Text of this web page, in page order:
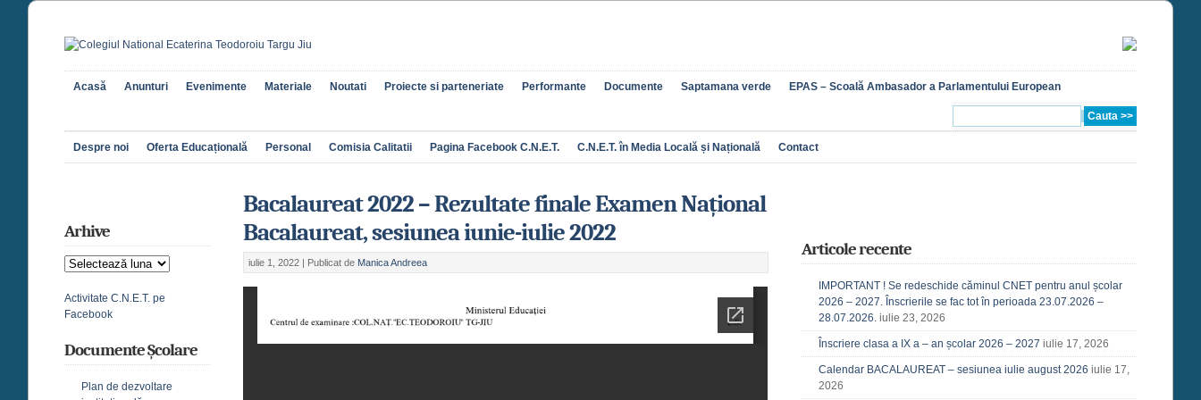
Acasă Anunturi Evenimente Materiale Noutati Proiecte si parteneriate Performante Documente Saptamana verde EPAS – Scoală Ambasador a Parlamentului European
Despre noi Oferta Educațională Personal Comisia Calitatii Pagina Facebook C.N.E.T. C.N.E.T. în Media Locală și Națională Contact
Bacalaureat 2022 – Rezultate finale Examen Național
Bacalaureat, sesiunea iunie-iulie 2022
iulie 1, 2022 | Publicat de Manica Andreea
Arhive
Arhive
Activitate C.N.E.T. pe
Facebook
Documente Școlare
Plan de dezvoltare
Articole recente
IMPORTANT ! Se redeschide căminul CNET pentru anul școlar
2026 – 2027. Înscrierile se fac tot în perioada 23.07.2026 –
28.07.2026. iulie 23, 2026
Înscriere clasa a IX a – an școlar 2026 – 2027 iulie 17, 2026
Calendar BACALAUREAT – sesiunea iulie august 2026 iulie 17,
2026